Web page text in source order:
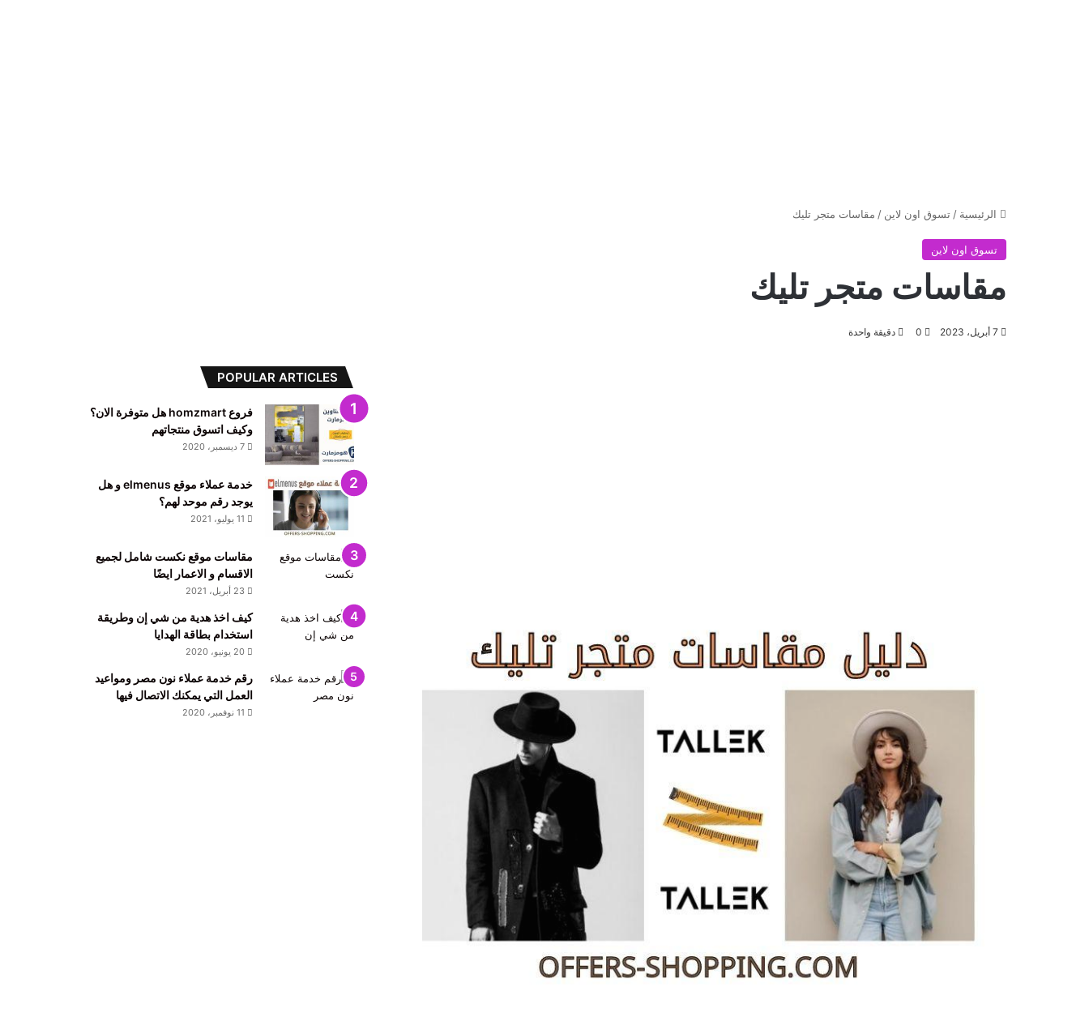
الرئيسية / تسوق اون لاين / مقاسات متجر تليك
تسوق اون لاين
مقاسات متجر تليك
7 أبريل، 2023 0 دقيقة واحدة
POPULAR ARTICLES
فروع homzmart هل متوفرة الان؟
وكيف اتسوق منتجاتهم
7 ديسمبر، 2020
خدمة عملاء موقع elmenus و هل
يوجد رقم موحد لهم؟
11 يوليو، 2021
مقاسات موقع نكست شامل لجميع
الاقسام و الاعمار ايضًا
23 أبريل، 2021
كيف اخذ هدية من شي إن وطريقة
استخدام بطاقة الهدايا
20 يونيو، 2020
رقم خدمة عملاء نون مصر ومواعيد
العمل التي يمكنك الاتصال فيها
11 نوفمبر، 2020